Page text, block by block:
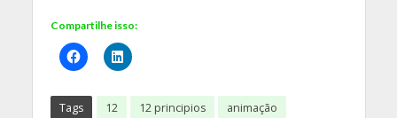
Compartilhe isso:
Tags 12 12 principios
animação